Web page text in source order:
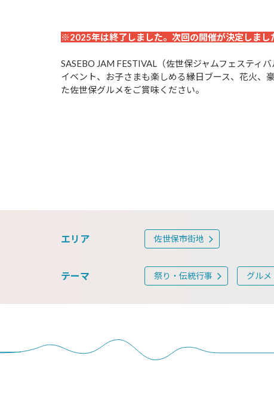
※2025年は終了しました。次回の開催が決定しまし
SASEBO JAM FESTIVAL（佐世保ジャムフェスティ
イベント、お子さまも楽しめる縁日ブース、花火、
た佐世保グルメをご賞味ください。
エリア 佐世保市街地
テーマ 祭り・伝統行事 グルメ